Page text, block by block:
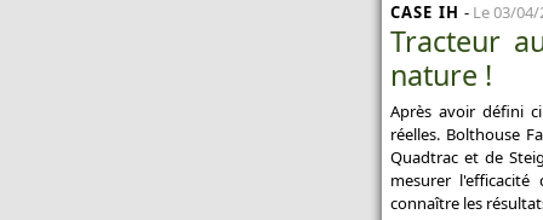
CASE IH - Le 03/04/
Tracteur
nature !
Après avoir défini
réelles. Bolthouse
Quadtrac et de
mesurer
connaître les